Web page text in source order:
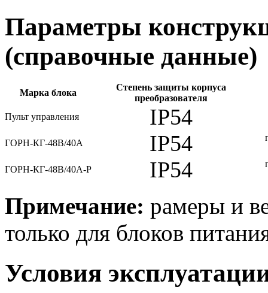
Параметры
(справочные данные)
Марка блока
Степень защиты корпуса
преобразователя
Пульт управления
IP54
ГОРН-КГ-48В/40А IP54
ГОРН-КГ-48В/40А-Р IP54
Примечание: рамеры и
только для блоков
Условия